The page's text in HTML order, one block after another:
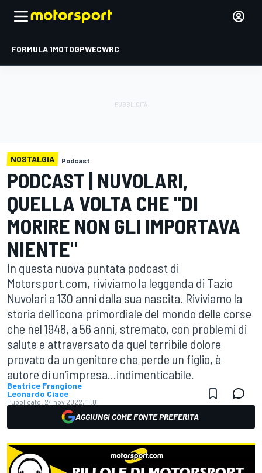
FORMULA 1MOTOGPWECWRC
NOSTALGIA Podcast
PODCAST | NUVOLARI,
QUELLA VOLTA CHE "DI
MORIRE NON GLI IMPORTAVA
NIENTE"
In questa nuova puntata podcast di
Motorsport.com, riviviamo la leggenda di Tazio
Nuvolari a 130 anni dalla sua nascita. Riviviamo la
storia dell'icona primordiale del mondo delle corse
che nel 1948, a 56 anni, stremato, con problemi di
salute e attraversato da quel terribile dolore
provato da un genitore che perde un figlio, è
autore di un’impresa...indimenticabile.
Beatrice Frangione
Leonardo Ciace
Pubblicato: 24 nov 2022, 11:01
AGGIUNGI COME FONTE PREFERITA